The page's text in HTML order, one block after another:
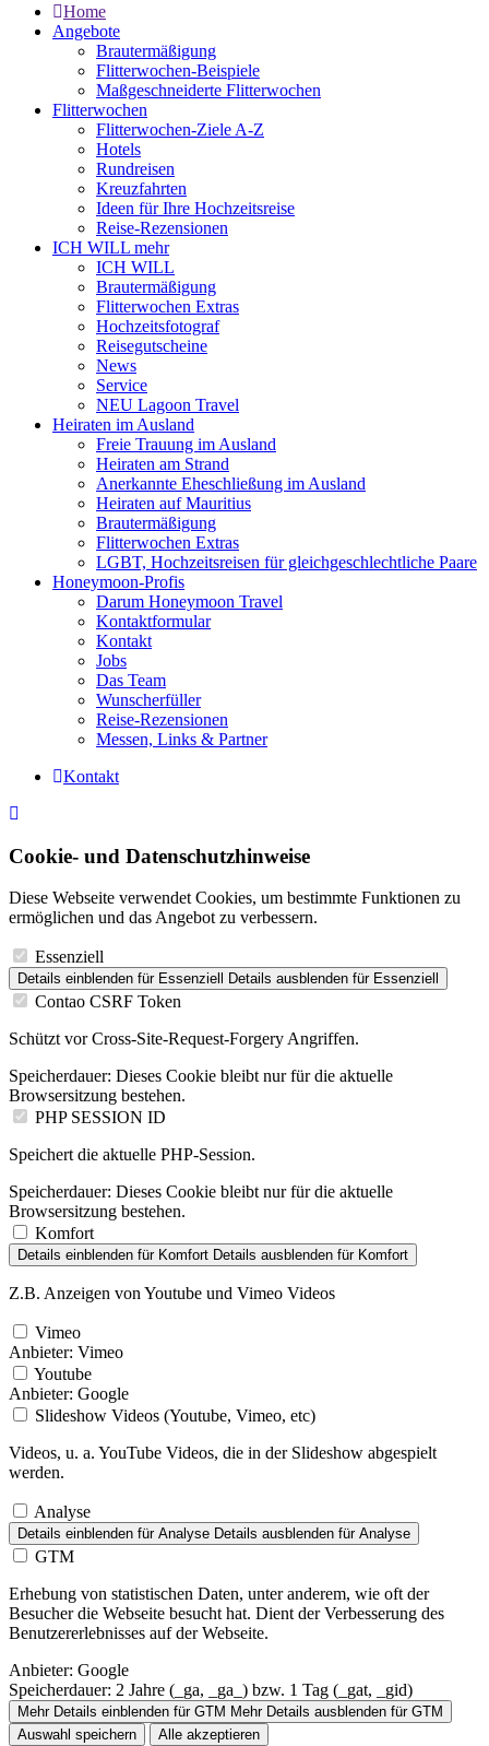
Home
Angebote
Brautermäßigung
Flitterwochen-Beispiele
Maßgeschneiderte Flitterwochen
Flitterwochen
Flitterwochen-Ziele A-Z
Hotels
Rundreisen
Kreuzfahrten
Ideen für Ihre Hochzeitsreise
Reise-Rezensionen
ICH WILL mehr
ICH WILL
Brautermäßigung
Flitterwochen Extras
Hochzeitsfotograf
Reisegutscheine
News
Service
NEU Lagoon Travel
Heiraten im Ausland
Freie Trauung im Ausland
Heiraten am Strand
Anerkannte Eheschließung im Ausland
Heiraten auf Mauritius
Brautermäßigung
Flitterwochen Extras
LGBT, Hochzeitsreisen für gleichgeschlechtliche Paare
Honeymoon-Profis
Darum Honeymoon Travel
Kontaktformular
Kontakt
Jobs
Das Team
Wunscherfüller
Reise-Rezensionen
Messen, Links & Partner
Kontakt
Cookie- und Datenschutzhinweise
Diese Webseite verwendet Cookies, um bestimmte Funktionen zu
ermöglichen und das Angebot zu verbessern.
Essenziell
Details einblenden für Essenziell Details ausblenden für Essenziell
Contao CSRF Token
Schützt vor Cross-Site-Request-Forgery Angriffen.
Speicherdauer: Dieses Cookie bleibt nur für die aktuelle
Browsersitzung bestehen.
PHP SESSION ID
Speichert die aktuelle PHP-Session.
Speicherdauer: Dieses Cookie bleibt nur für die aktuelle
Browsersitzung bestehen.
Komfort
Details einblenden für Komfort Details ausblenden für Komfort
Z.B. Anzeigen von Youtube und Vimeo Videos
Vimeo
Anbieter: Vimeo
Youtube
Anbieter: Google
Slideshow Videos (Youtube, Vimeo, etc)
Videos, u. a. YouTube Videos, die in der Slideshow abgespielt
werden.
Analyse
Details einblenden für Analyse Details ausblenden für Analyse
GTM
Erhebung von statistischen Daten, unter anderem, wie oft der
Besucher die Webseite besucht hat. Dient der Verbesserung des
Benutzererlebnisses auf der Webseite.
Anbieter: Google
Speicherdauer: 2 Jahre (_ga, _ga_) bzw. 1 Tag (_gat, _gid)
Mehr Details einblenden für GTM Mehr Details ausblenden für GTM
Auswahl speichern
Alle akzeptieren